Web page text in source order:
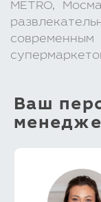
METRO,
Ваш